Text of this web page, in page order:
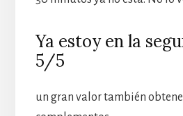
Ya estoy en la
5/5
un gran valor también